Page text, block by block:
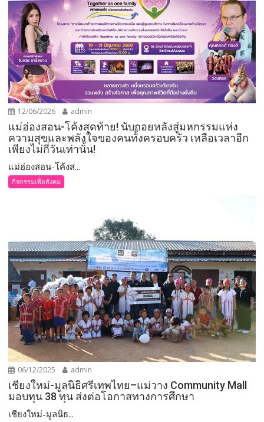
12/06/2026 admin
แม่ฮ่องสอน-โค้งสุดท้าย! นับถอยหลังสู่มหกรรมแห่ง
ความสุขและพลังใจของคนทั้งครอบครัว เหลือเวลาอีก
เพียงไม่กี่วันเท่านั้น!
แม่ฮ่องสอน-โค้งส...
กิจกรรมเพื่อสังคม
06/12/2025 admin
เชียงใหม่-มูลนิธิศรีเทพไทย–แม่วาง Community Mall
มอบทุน 38 ทุน ส่งต่อโอกาสทางการศึกษา
เชียงใหม่-มูลนิธ...